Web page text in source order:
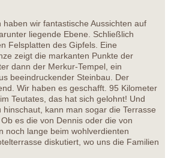
wir fantastische Aussichten auf
liegende Ebene. Schließlich
Felsplatten des Gipfels. Eine
zeigt die markanten Punkte der
dann der Merkur-Tempel, ein
beeindruckender Steinbau. Der
Wir haben es geschafft. 95 Kilometer
Teutates, das hat sich gelohnt! Und
kann man sogar die Terrasse
es die von Dennis oder die von
noch lange beim wohlverdienten
diskutiert, wo uns die Familien